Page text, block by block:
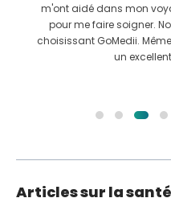
m'ont aidé dans mon
pour me faire soigner.
choisissant GoMedii.
un
Articles sur la santé